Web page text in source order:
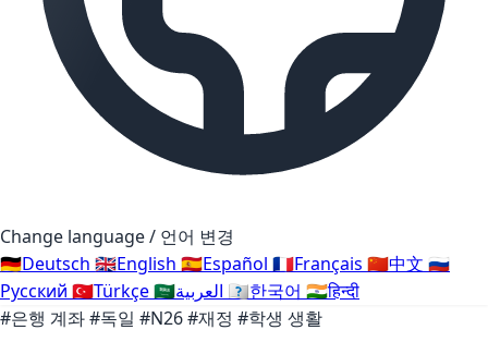
Change language / 언어 변경
🇩🇪Deutsch 🇬🇧English 🇪🇸Español 🇫🇷Français 🇨🇳中文 🇷🇺
Русский 🇹🇷Türkçe🇸🇦 🇰🇷한국어 🇮🇳हिन्दी
#은행 계좌#독일 #N26#재정 #학생 생활